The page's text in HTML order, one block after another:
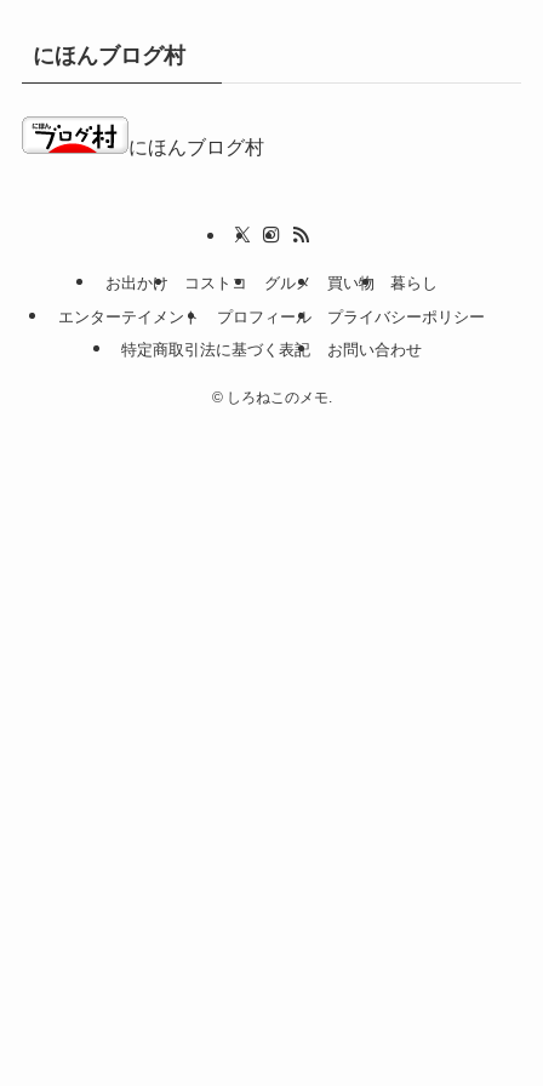
にほんブログ村
にほんブログ村
お出かけ コストコ グルメ 買い物
暮らし
エンターテイメント
プロフィール
プライバシーポリシー
特定商取引法に基づく表記
お問い合わせ
©しろねこのメモ.